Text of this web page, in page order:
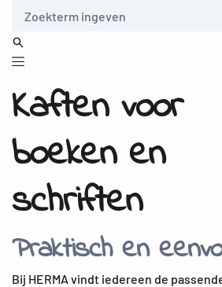
Kaften voor
boeken en
schriften
Praktisch en
Bij HERMA vindt iedereen de